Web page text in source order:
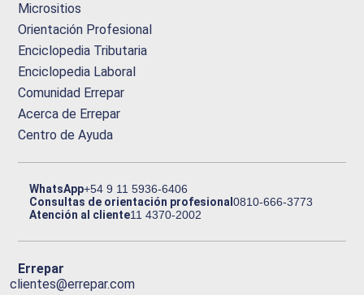
Micrositios
Orientación Profesional
Enciclopedia Tributaria
Enciclopedia Laboral
Comunidad Errepar
Acerca de Errepar
Centro de Ayuda
WhatsApp+54 9 11 5936-6406
Consultas de orientación profesional0810-666-3773
Atención al cliente11 4370-2002
Errepar
clientes@errepar.com